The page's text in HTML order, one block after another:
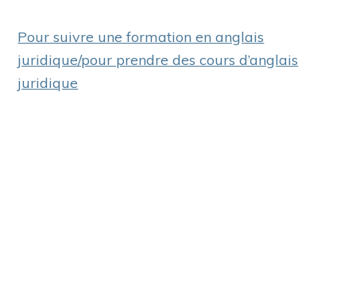
Pour suivre une formation en anglais
juridique/pour prendre des cours d’anglais
juridique